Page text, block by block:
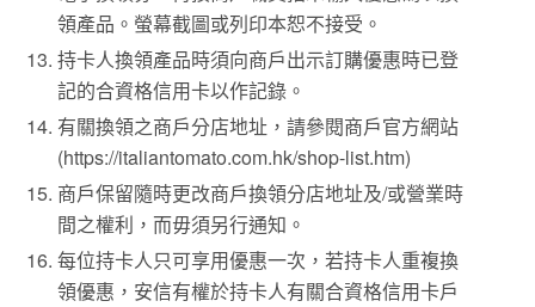
領產品。螢幕截圖或列印本恕不接受。
持卡人換領產品時須向商戶出示訂購優惠時已登
記的合資格信用卡以作記錄。
有關換領之商戶分店地址，請參閱商戶官方網站
(https://italiantomato.com.hk/shop-list.htm)
商戶保留隨時更改商戶換領分店地址及/或營業時
間之權利，而毋須另行通知。
每位持卡人只可享用優惠一次，若持卡人重複換
領優惠，安信有權於持卡人有關合資格信用卡戶